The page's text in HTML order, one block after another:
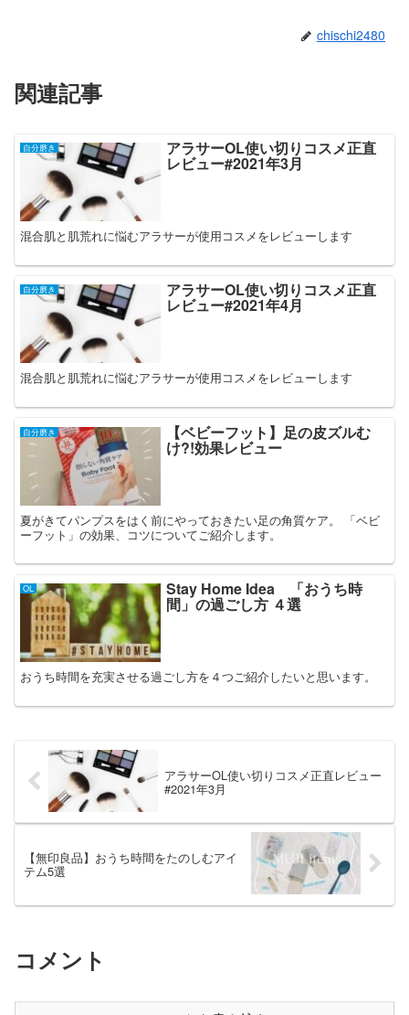
chischi2480
関連記事
自分磨き アラサーOL使い切りコスメ正直
レビュー#2021年3月
混合肌と肌荒れに悩むアラサーが使用コスメをレビューします
自分磨き アラサーOL使い切りコスメ正直
レビュー#2021年4月
混合肌と肌荒れに悩むアラサーが使用コスメをレビューします
自分磨き 【ベビーフット】足の皮ズルむ
け?!効果レビュー
夏がきてパンプスをはく前にやっておきたい足の角質ケア。 「ベビ
ーフット」の効果、コツについてご紹介します。
OL Stay Home Idea 「おうち時
間」の過ごし方 ４選
おうち時間を充実させる過ごし方を４つご紹介したいと思います。
アラサーOL使い切りコスメ正直レビュー
#2021年3月
【無印良品】おうち時間をたのしむアイ
テム5選
コメント